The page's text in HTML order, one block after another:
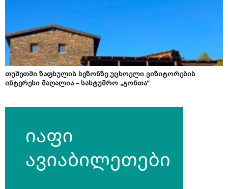
თუშეთში ზაფხულის სეზონზე უცხოელი ვიზიტორების
ინტერესი მაღალია – სასტუმრო „გონთა“